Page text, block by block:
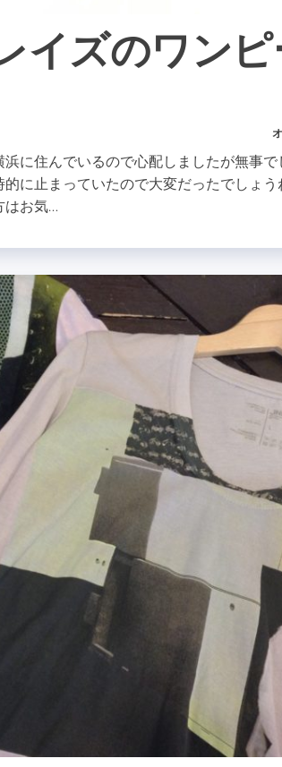
イズのワンピ
に住んでいるので心配しましたが無事で
に止まっていたので大変だったでしょう
はお気…